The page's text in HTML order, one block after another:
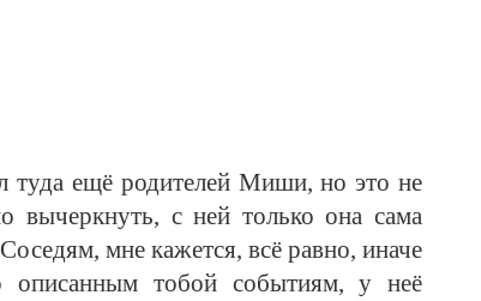
ещё родителей Миши, но это не
вычеркнуть, с ней только она сама
мне кажется, всё равно, иначе
тобой событиям, у неё